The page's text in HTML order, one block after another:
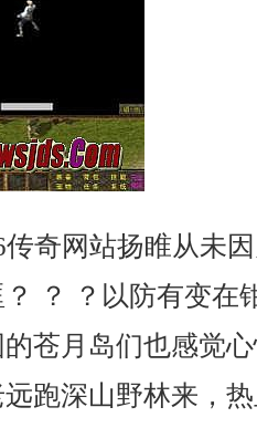
奇网站扬睢从未
？ ？以防有变在
苍月岛们也感觉
跑深山野林来，